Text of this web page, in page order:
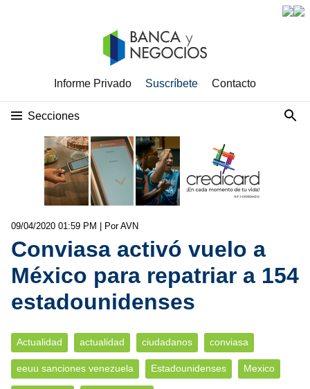
Informe Privado Suscríbete Contacto
Secciones
09/04/2020 01:59 PM | Por AVN
Conviasa activó vuelo a
México para repatriar a 154
estadounidenses
Actualidad actualidad ciudadanos conviasa
eeuu sanciones venezuela Estadounidenses Mexico